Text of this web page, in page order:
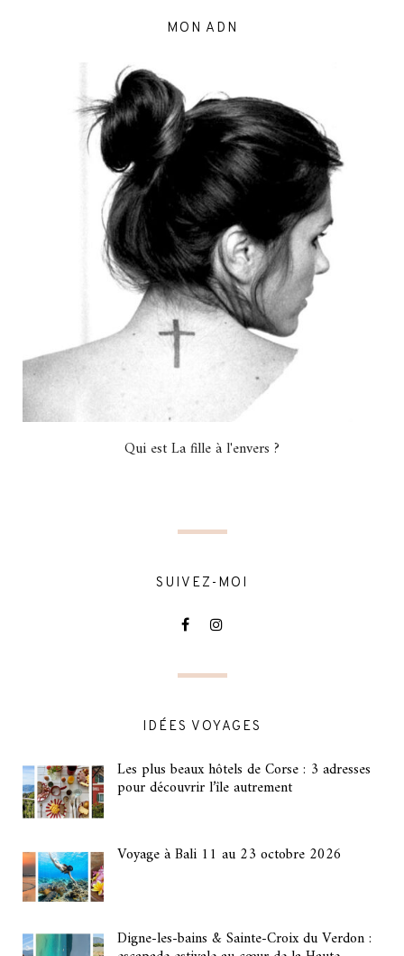
MON ADN
Qui est La fille à l'envers ?
SUIVEZ-MOI
IDÉES VOYAGES
Les plus beaux hôtels de Corse : 3 adresses
pour découvrir l’île autrement
Voyage à Bali 11 au 23 octobre 2026
Digne-les-bains & Sainte-Croix du Verdon :